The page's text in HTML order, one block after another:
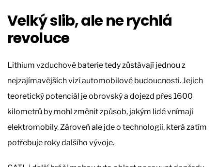
Velký slib, ale ne rychlá
revoluce
Lithium vzduchové baterie tedy zůstávají jednou z
nejzajímavějších vizí automobilové budoucnosti. Jejich
teoretický potenciál je obrovský a dojezd přes 1600
kilometrů by mohl změnit způsob, jakým lidé vnímají
elektromobily. Zároveň ale jde o technologii, která zatím
potřebuje roky dalšího vývoje.